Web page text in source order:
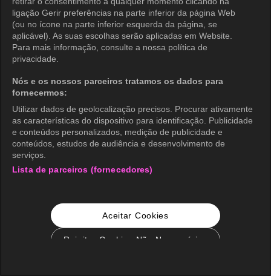
ligação Gerir preferências na parte inferior da página Web
(ou no ícone na parte inferior esquerda da página, se
aplicável). As suas escolhas serão aplicadas em Website.
Para mais informação, consulte a nossa política de
privacidade.
Nós e os nossos parceiros tratamos os dados para
fornecermos:
Utilizar dados de geolocalização precisos. Procurar ativamente
as características do dispositivo para identificação. Publicidade
e conteúdos personalizados, medição de publicidade e
conteúdos, estudos de audiência e desenvolvimento de
serviços.
Lista de parceiros (fornecedores)
Aceitar Cookies
Rejeitar Cookies Não Necessários